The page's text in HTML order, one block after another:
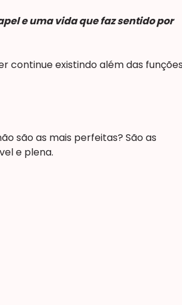
e uma vida que faz sentido por
continue existindo além das
são as mais perfeitas? São as
e plena.